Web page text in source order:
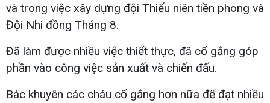
và trong việc xây dựng đội Thiếu niên tiền phong và
Đội Nhi đồng Tháng 8.
Đã làm được nhiều việc thiết thực, đã cố gắng góp
phần vào công việc sản xuất và chiến đấu.
Bác khuyên các cháu cố gắng hơn nữa để đạt nhiều